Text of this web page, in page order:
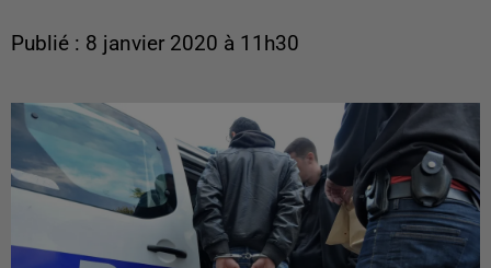
Publié : 8 janvier 2020 à 11h30